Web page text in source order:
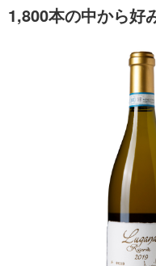
1,800本の中から好